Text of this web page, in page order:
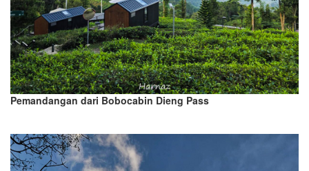
Pemandangan dari Bobocabin Dieng Pass